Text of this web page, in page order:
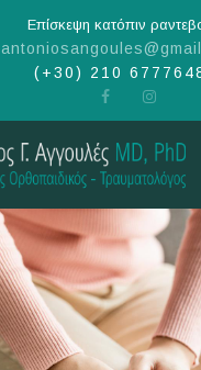
Επίσκεψη κατόπιν
(+30) 210